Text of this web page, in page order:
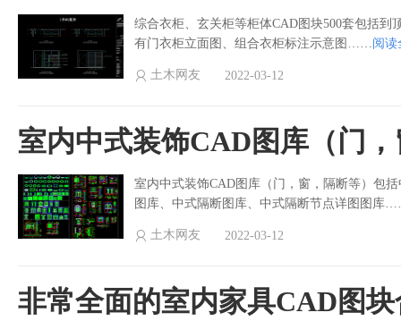
综合衣柜、玄关柜等柜体CAD图块500套包括
有门衣柜立面图、组合衣柜标注示意图……阅读
土木网友 2022-03-12
室内中式装饰CAD图库（门
室内中式装饰CAD图库（门，窗，隔断等）包
图库、中式隔断图库、中式隔断节点详图图库
土木网友 2022-03-12
非常全面的室内家具CAD图